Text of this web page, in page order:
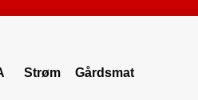
Strøm Gårdsmat